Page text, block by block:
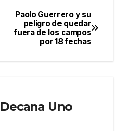
Paolo Guerrero y su
peligro de quedar
fuera de los campos
por 18 fechas
Decana Uno